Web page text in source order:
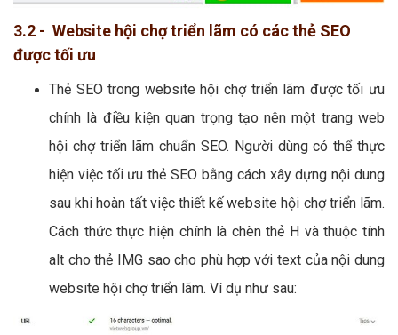
3.2 - Website hội chợ triển lãm có các thẻ SEO
được tối ưu
Thẻ SEO trong website hội chợ triển lãm được tối ưu
chính là điều kiện quan trọng tạo nên một trang web
hội chợ triển lãm chuẩn SEO. Người dùng có thể thực
hiện việc tối ưu thẻ SEO bằng cách xây dựng nội dung
sau khi hoàn tất việc thiết kế website hội chợ triển lãm.
Cách thức thực hiện chính là chèn thẻ H và thuộc tính
alt cho thẻ IMG sao cho phù hợp với text của nội dung
website hội chợ triển lãm. Ví dụ như sau: